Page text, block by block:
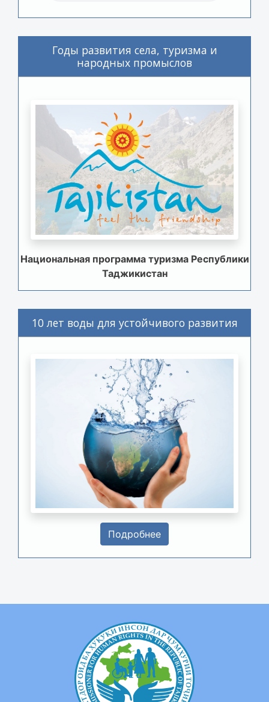
Годы развития села, туризма и
народных промыслов
Национальная программа туризма Республики
Таджикистан
10 лет воды для устойчивого развития
Подробнее